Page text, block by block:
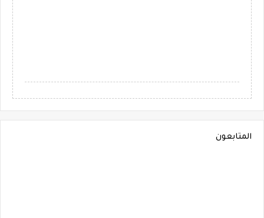
المتابعون